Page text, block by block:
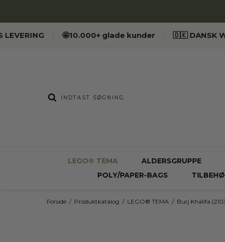
LEVERING 🤩10.000+ glade kunder 🇩🇰 DANSK
LEGO® TEMA ALDERSGRUPPE
POLY/PAPER-BAGS
Forside / Produktkatalog / LEGO® TEMA / Burj Khalifa